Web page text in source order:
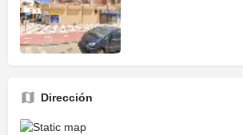
Dirección